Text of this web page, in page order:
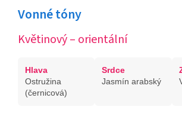
Vonné tóny
Květinový – orientální
Hlava
Ostružina
(černicová)
Srdce
Jasmín arabský